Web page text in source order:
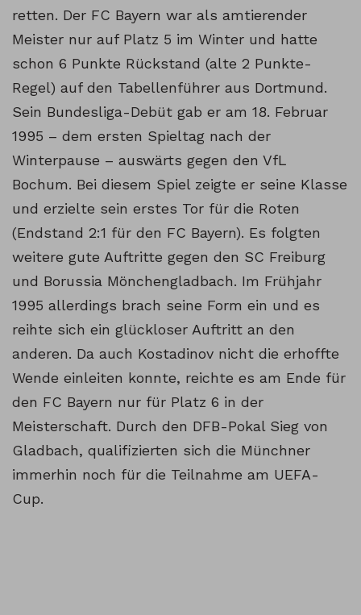
retten. Der FC Bayern war als amtierender
Meister nur auf Platz 5 im Winter und hatte
schon 6 Punkte Rückstand (alte 2 Punkte-
Regel) auf den Tabellenführer aus Dortmund.
Sein Bundesliga-Debüt gab er am 18. Februar
1995 – dem ersten Spieltag nach der
Winterpause – auswärts gegen den VfL
Bochum. Bei diesem Spiel zeigte er seine Klasse
und erzielte sein erstes Tor für die Roten
(Endstand 2:1 für den FC Bayern). Es folgten
weitere gute Auftritte gegen den SC Freiburg
und Borussia Mönchengladbach. Im Frühjahr
1995 allerdings brach seine Form ein und es
reihte sich ein glückloser Auftritt an den
anderen. Da auch Kostadinov nicht die erhoffte
Wende einleiten konnte, reichte es am Ende für
den FC Bayern nur für Platz 6 in der
Meisterschaft. Durch den DFB-Pokal Sieg von
Gladbach, qualifizierten sich die Münchner
immerhin noch für die Teilnahme am UEFA-
Cup.